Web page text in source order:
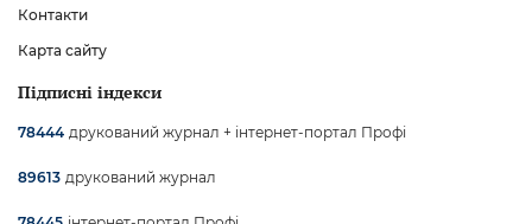
Контакти
Карта сайту
Підписні індекси
78444 друкований журнал + інтернет-портал Профі
89613 друкований журнал